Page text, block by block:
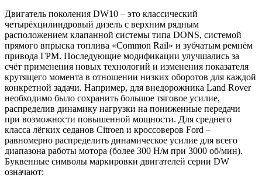
Двигатель поколения DW10 – это классический
четырёхцилиндровый дизель с верхним рядным
расположением клапанной системы типа DONS, системой
прямого впрыска топлива «Cоmmоn Rаil» и зубчатым ремнём
привода ГРМ. Последующие модификации улучшались за
счёт применения новых технологий и изменения показателя
крутящего момента в отношении низких оборотов для каждой
конкретной задачи. Например, для внедорожника Land Rover
необходимо было сохранить большое тяговое усилие,
распределив динамику нагрузки на пониженные передачи
при возможности повышенной мощности. Для среднего
класса лёгких седанов Citroen и кроссоверов Ford –
равномерно распределить динамическое усилие для всего
диапазона работы мотора (более 300 Н/м при 3000 об/мин).
Буквенные символы маркировки двигателей серии DW
означают: